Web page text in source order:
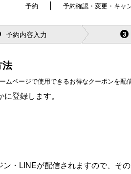
予約 予約確認・変更・キャ
予約内容入力 3
ページで使用できるお得なクーポンを配
登録します。
・LINEが配信されますので、そ